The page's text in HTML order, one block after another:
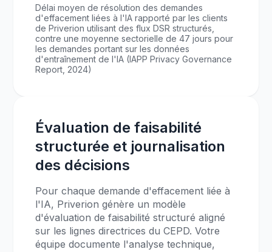
Délai moyen de résolution des demandes
d'effacement liées à l'IA rapporté par les clients
de Priverion utilisant des flux DSR structurés,
contre une moyenne sectorielle de 47 jours pour
les demandes portant sur les données
d'entraînement de l'IA (IAPP Privacy Governance
Report, 2024)
Évaluation de faisabilité
structurée et journalisation
des décisions
Pour chaque demande d'effacement liée à
l'IA, Priverion génère un modèle
d'évaluation de faisabilité structuré aligné
sur les lignes directrices du CEPD. Votre
équipe documente l'analyse technique,